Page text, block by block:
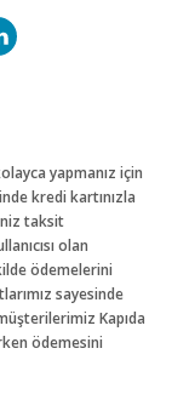
yapmanız için
kredi kartınızla
taksit
olan
ödemelerini
sayesinde
Kapıda
ödemesini